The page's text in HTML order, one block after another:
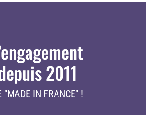
2011
"MADE IN FRANCE" !